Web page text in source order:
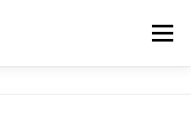
Izbornik